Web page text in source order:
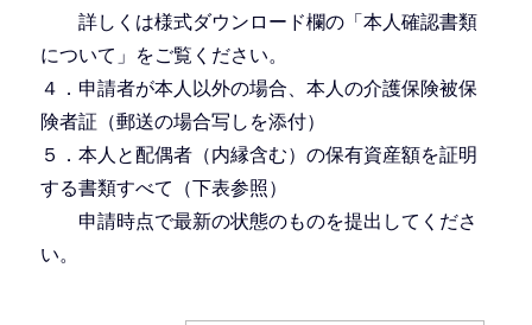
詳しくは様式ダウンロード欄の「本人確認書類
について」をご覧ください。
４．申請者が本人以外の場合、本人の介護保険被保
険者証（郵送の場合写しを添付）
５．本人と配偶者（内縁含む）の保有資産額を証明
する書類すべて（下表参照）
申請時点で最新の状態のものを提出してくださ
い。